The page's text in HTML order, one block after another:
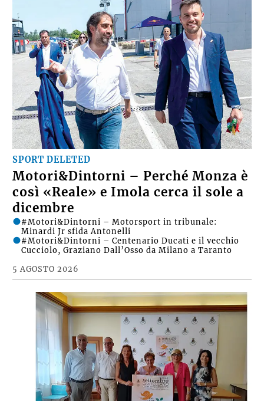
SPORT DELETED
Motori&Dintorni – Perché Monza è
così «Reale» e Imola cerca il sole a
dicembre
5 AGOSTO 2026
#Motori&Dintorni – Motorsport in tribunale:
Minardi Jr sfida Antonelli
#Motori&Dintorni – Centenario Ducati e il vecchio
Cucciolo, Graziano Dall’Osso da Milano a Taranto